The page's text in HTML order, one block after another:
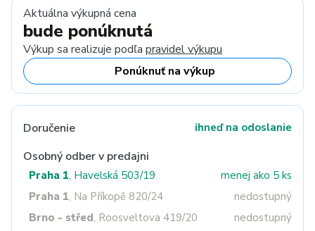
Aktuálna výkupná cena
bude ponúknutá
Výkup sa realizuje podľa pravidel výkupu
Ponúknuť na výkup
Doručenie ihneď na odoslanie
Osobný odber v predajni
Praha 1, Havelská 503/19
menej ako 5 ks
Praha 1, Na Příkopě 820/24
nedostupný
Brno - střed, Roosveltova 419/20
nedostupný